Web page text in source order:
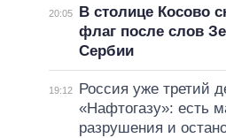
20:05
В столице Косово
флаг после слов
Сербии
19:12
Россия уже третий
«Нафтогазу»: есть
разрушения и